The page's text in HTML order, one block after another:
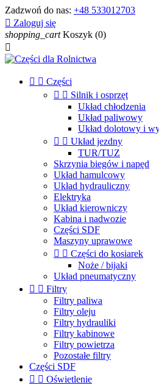
Zadzwoń do nas: +48 533012703
 Zaloguj się
shopping_cart Koszyk (0)

  Części
  Silnik i osprzęt
Układ chłodzenia
Układ paliwowy
Układ dolotowy i
  Układ jezdny
TUR/TUZ
Skrzynia biegów i napęd
Układ hamulcowy
Układ hydrauliczny
Elektryka
Układ kierowniczy
Kabina i nadwozie
Części SDF
Maszyny uprawowe
  Części do kosiarek
Noże / bijaki
Układ pneumatyczny
  Filtry
Filtry paliwa
Filtry oleju
Filtry hydrauliki
Filtry kabinowe
Filtry powietrza
Pozostałe filtry
Części SDF
  Oświetlenie